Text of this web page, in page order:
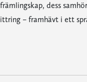
dess
– framhävt i ett